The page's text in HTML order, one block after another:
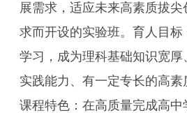
展需求，适应未来高素质拔
求而开设的实验班。育人目标
学习，成为理科基础知识宽厚
实践能力、有一定专长的高素
课程特色：在高质量完成高中